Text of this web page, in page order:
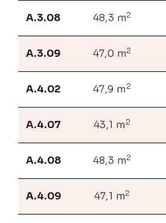
A.3.08 48,3 m2
A.3.09 47,0 m2
A.4.02 47,9 m 2
A.4.07 43,1 m 2
A.4.08 48,3 m2
A.4.09 47,1 m2